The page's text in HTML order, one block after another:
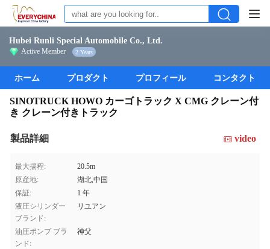
Hubei Runli Special Automobile Co., Ltd.
Active Member 2 Years
ホーム プロダクト プロフィール コンタクト
SINOTRUCK HOWO カーゴトラック X CMG クレーン付
き クレーン付きトラック
製品詳細 video
最大揚程:
20.5m
原産地:
湖北,中国
保証:
1 年
液圧シリンダー
ブランド:
リユアン
油圧ポンプ ブラ
ンド:
神父